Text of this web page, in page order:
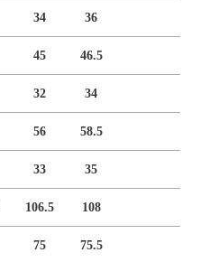
34 36
45 46.5
32 34
56 58.5
33 35
106.5 108
75 75.5